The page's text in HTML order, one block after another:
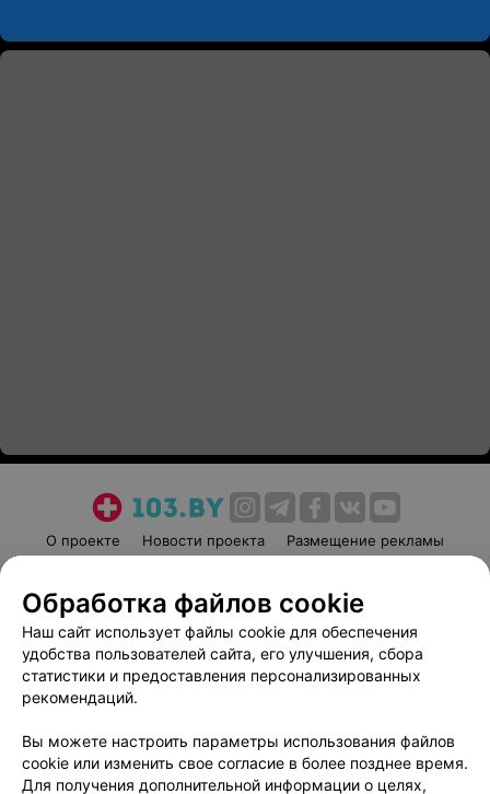
О проекте Новости проекта
Размещение рекламы
Пользовательское соглашение
Способы оплаты
Вакансии
Партнеры
Написать руководителю 103.by
Обработка персональных данных
Обработка файлов cookie
Наш сайт использует файлы cookie для обеспечения
удобства пользователей сайта, его улучшения, сбора
статистики и предоставления персонализированных
рекомендаций.
Вы можете настроить параметры использования файлов
cookie или изменить свое согласие в более позднее время.
Для получения дополнительной информации о целях,